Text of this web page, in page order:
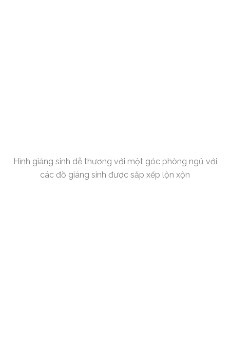
Hình giáng sinh dễ thương với một góc phòng ngủ với
các đồ giáng sinh được sắp xếp lộn xộn